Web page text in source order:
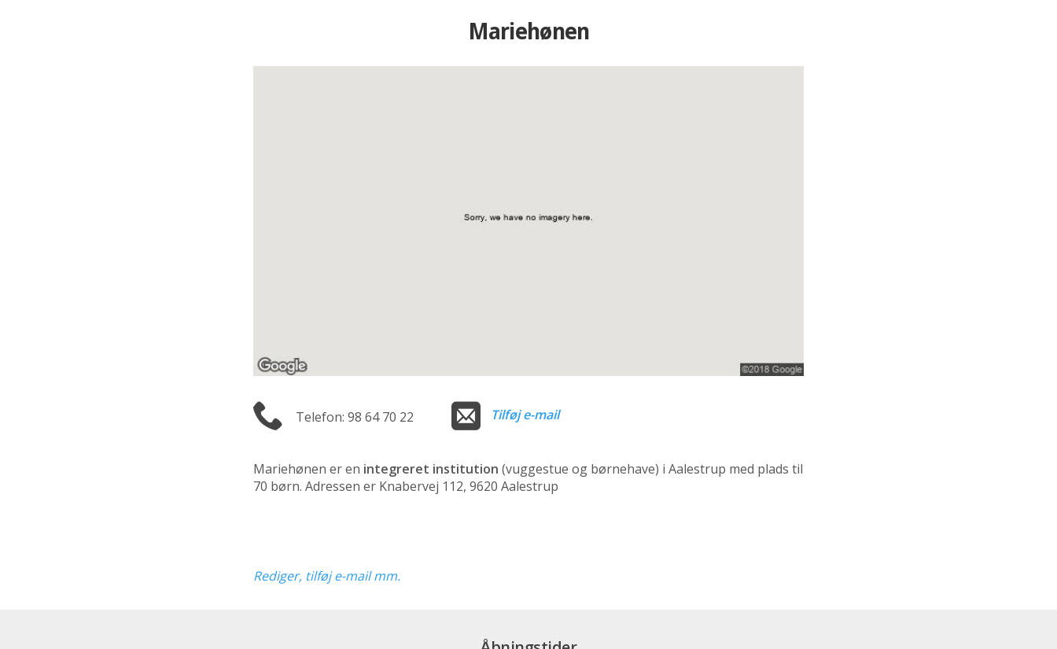
Mariehønen
Telefon: 98 64 70 22 Tilføj e-mail
Mariehønen er en integreret institution (vuggestue og børnehave) i Aalestrup med plads til
70 børn. Adressen er Knabervej 112, 9620 Aalestrup
Rediger, tilføj e-mail mm.